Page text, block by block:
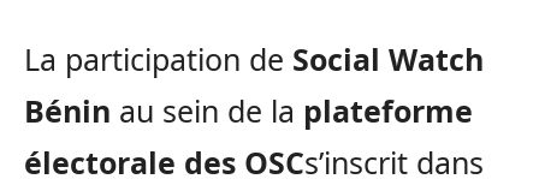
La participation de Social Watch
Bénin au sein de la plateforme
électorale des OSCs’inscrit dans